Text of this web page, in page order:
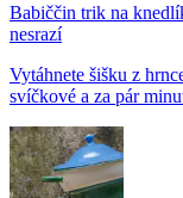
Babiččin trik na
nesrazí
Vytáhnete šišku z
svíčkové a za pár